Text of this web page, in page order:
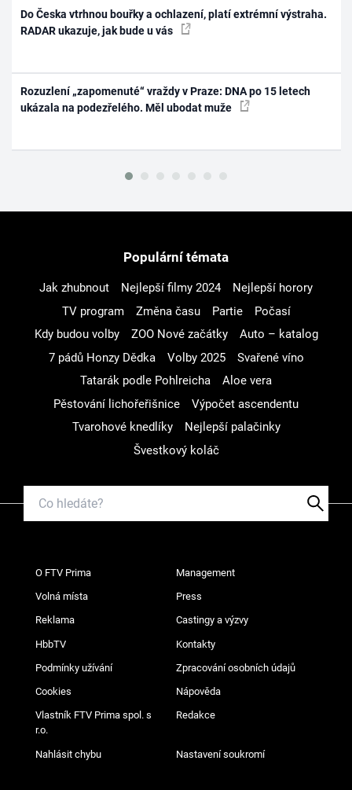
Do Česka vtrhnou bouřky a ochlazení, platí extrémní výstraha.
RADAR ukazuje, jak bude u vás
Rozuzlení „zapomenuté“ vraždy v Praze: DNA po 15 letech
ukázala na podezřelého. Měl ubodat muže
Populární témata
Jak zhubnout Nejlepší filmy 2024
Nejlepší horory
TV program
Změna času Partie
Počasí
Kdy budou volby
ZOO Nové začátky
Auto – katalog
7 pádů Honzy Dědka
Volby 2025
Svařené víno
Tatarák podle Pohlreicha
Aloe vera
Pěstování lichořeřišnice
Výpočet ascendentu
Tvarohové knedlíky
Nejlepší palačinky
Švestkový koláč
O FTV Prima Management
Volná místa Press
Reklama Castingy a výzvy
HbbTV Kontakty
Podmínky užívání Zpracování osobních údajů
Cookies Nápověda
Vlastník FTV Prima spol. s
r.o.
Redakce
Nahlásit chybu Nastavení soukromí